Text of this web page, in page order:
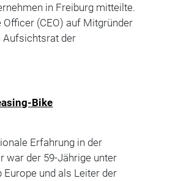
in Freiburg mitteilte.
(CEO) auf Mitgründer
Aufsichtsrat der
Bike
Erfahrung in der
war der 59-Jährige unter
und als Leiter der